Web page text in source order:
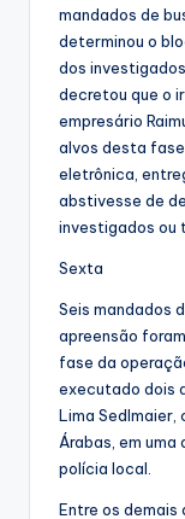
mandados de
determinou o
dos investigados
decretou que o
empresário
alvos desta
eletrônica,
abstivesse de
investigados ou
Sexta
Seis mandados
apreensão
fase da
executado dois
Lima Sedlmaier,
Árabas, em uma
polícia local.
Entre os demais